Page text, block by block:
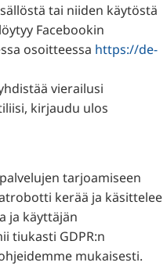
tai niiden käytöstä
Facebookin
osoitteessa https://de-
vierailusi
kirjaudu ulos
tarjoamiseen
kerää ja käsittelee
ja käyttäjän
tiukasti GDPR:n
mukaisesti.